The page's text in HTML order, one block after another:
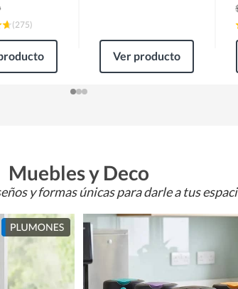
(275)
Ver producto
Muebles y Deco
y formas únicas para darle a tus